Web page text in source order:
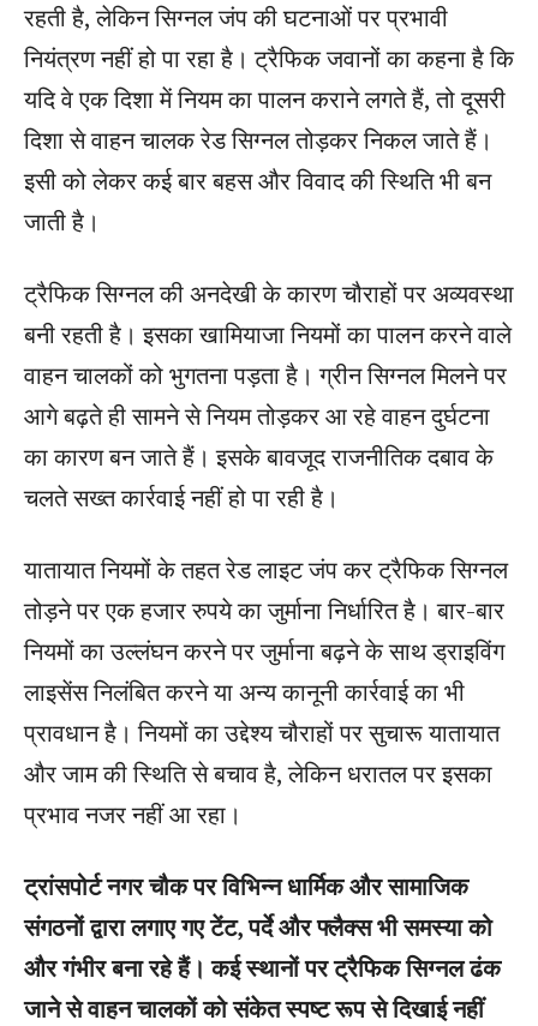
रहती है, लेकिन सिग्नल जंप की घटनाओं पर प्रभावी
नियंत्रण नहीं हो पा रहा है। ट्रैफिक जवानों का कहना है कि
यदि वे एक दिशा में नियम का पालन कराने लगते हैं, तो दूसरी
दिशा से वाहन चालक रेड सिग्नल तोड़कर निकल जाते हैं।
इसी को लेकर कई बार बहस और विवाद की स्थिति भी बन
जाती है।
ट्रैफिक सिग्नल की अनदेखी के कारण चौराहों पर अव्यवस्था
बनी रहती है। इसका खामियाजा नियमों का पालन करने वाले
वाहन चालकों को भुगतना पड़ता है। ग्रीन सिग्नल मिलने पर
आगे बढ़ते ही सामने से नियम तोड़कर आ रहे वाहन दुर्घटना
का कारण बन जाते हैं। इसके बावजूद राजनीतिक दबाव के
चलते सख्त कार्रवाई नहीं हो पा रही है।
यातायात नियमों के तहत रेड लाइट जंप कर ट्रैफिक सिग्नल
तोड़ने पर एक हजार रुपये का जुर्माना निर्धारित है। बार-बार
नियमों का उल्लंघन करने पर जुर्माना बढ़ने के साथ ड्राइविंग
लाइसेंस निलंबित करने या अन्य कानूनी कार्रवाई का भी
प्रावधान है। नियमों का उद्देश्य चौराहों पर सुचारू यातायात
और जाम की स्थिति से बचाव है, लेकिन धरातल पर इसका
प्रभाव नजर नहीं आ रहा।
ट्रांसपोर्ट नगर चौक पर विभिन्न धार्मिक और सामाजिक
संगठनों द्वारा लगाए गए टेंट, पर्दे और फ्लैक्स भी समस्या को
और गंभीर बना रहे हैं। कई स्थानों पर ट्रैफिक सिग्नल ढंक
जाने से वाहन चालकों को संकेत स्पष्ट रूप से दिखाई नहीं